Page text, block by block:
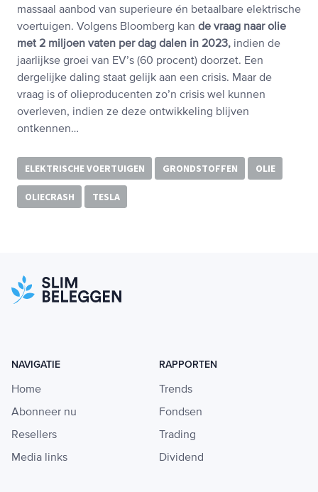
massaal aanbod van superieure én betaalbare elektrische
voertuigen. Volgens Bloomberg kan de vraag naar olie
met 2 miljoen vaten per dag dalen in 2023, indien de
jaarlijkse groei van EV’s (60 procent) doorzet. Een
dergelijke daling staat gelijk aan een crisis. Maar de
vraag is of olieproducenten zo’n crisis wel kunnen
overleven, indien ze deze ontwikkeling blijven
ontkennen…
ELEKTRISCHE VOERTUIGEN GRONDSTOFFEN OLIE
OLIECRASH TESLA
NAVIGATIE
Home
Abonneer nu
Resellers
Media links
RAPPORTEN
Trends
Fondsen
Trading
Dividend